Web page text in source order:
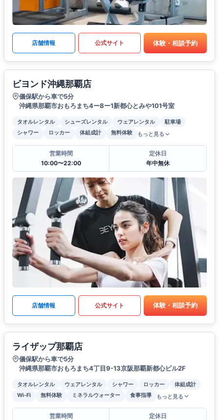
店舗情報 公式サイト 体験・相談予約
ビヨンド沖縄那覇店
儀保駅から車で5分
沖縄県那覇市おもろまち4ー8ー1新都心とみや101号室
タオルレンタル シューズレンタル ウェアレンタル
駐車場
シャワー
ロッカー 体組成計 無料体験 もっと見る
営業時間
10:00〜22:00
定休日
年中無休
店舗情報 公式サイト 体験・相談予約
ライザップ那覇店
儀保駅から車で5分
沖縄県那覇市おもろまち4丁目9-13京阪那覇新都心ビル2F
タオルレンタル ウェアレンタル シャワー ロッカー
体組成計
Wi-Fi
無料体験 ミネラルウォーター 食事指導 もっと見る
営業時間
定休日